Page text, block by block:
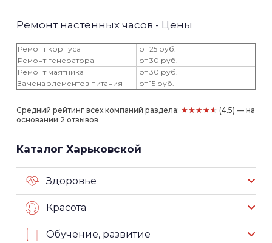
Ремонт настенных часов - Цены
Ремонт корпуса
от 25 руб.
Ремонт генератора
от 30 руб.
Ремонт маятника
от 30 руб.
Замена элементов питания
от 15 руб.
Средний рейтинг всех компаний раздела: ★★★★★ (4.5) — на
основании 2 отзывов
Каталог Харьковской
Здоровье
Красота
Обучение, развитие